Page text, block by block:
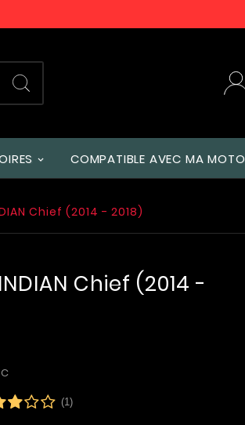
COMPATIBLE AVEC MA MOTO
Chief (2014 - 2018)
Chief (2014 -
(1)